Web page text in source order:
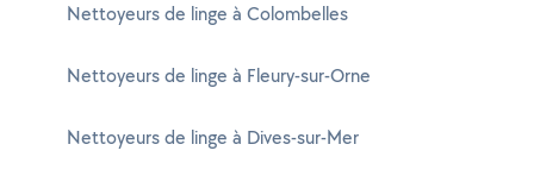
Nettoyeurs de linge à Colombelles
Nettoyeurs de linge à Fleury-sur-Orne
Nettoyeurs de linge à Dives-sur-Mer